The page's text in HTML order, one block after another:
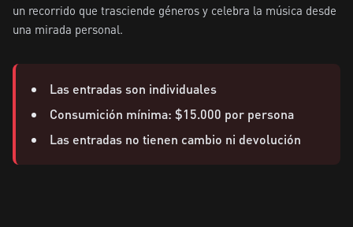
un recorrido que trasciende géneros y celebra la música desde
una mirada personal.
Las entradas son individuales
Consumición mínima: $15.000 por persona
Las entradas no tienen cambio ni devolución